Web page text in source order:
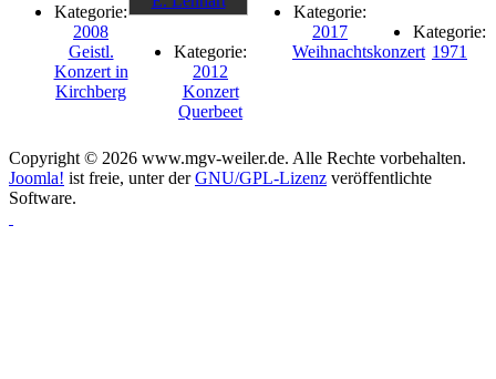
Kategorie:
2008
Geistl.
Konzert in
Kirchberg
Kategorie:
2012
Konzert
Querbeet
Kategorie:
2017
Weihnachtskonzert
Kategorie:
1971
Copyright © 2026 www.mgv-weiler.de. Alle Rechte vorbehalten.
Joomla! ist freie, unter derGNU/GPL-Lizenz veröffentlichte
Software.